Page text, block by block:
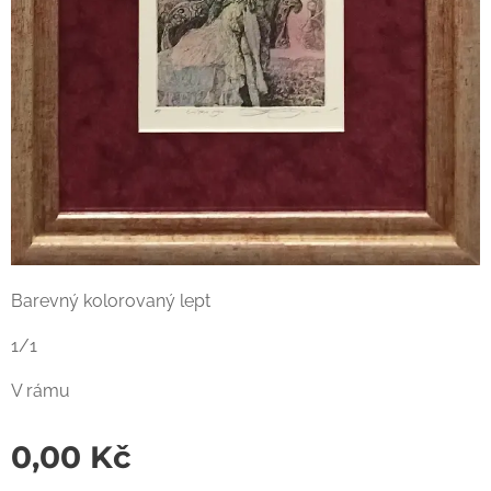
Barevný kolorovaný lept
1/1
V rámu
0,00 Kč